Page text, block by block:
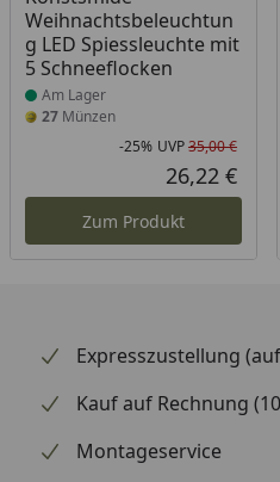
Weihnachtsbeleuchtun
g LED Spiessleuchte mit
5 Schneeflocken
Am Lager
27 Münzen
-25% UVP35,00 €
26,22 €
Zum Produkt
Expresszustellung
Kauf auf Rechnung
Montageservice